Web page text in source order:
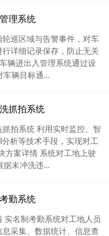
理系统
轮巡区域与告警事件，对车
详细记录保存，防止无关
辆进出入管理系统通过设
车辆目标通...
抓拍系统
抓拍系统 利用实时监控、智
析等技术手段，实现对工
方案详情 系统对工地上驶
据未冲洗违...
勤系统
实名制考勤系统对工地人员
采集、数据统计、信息查